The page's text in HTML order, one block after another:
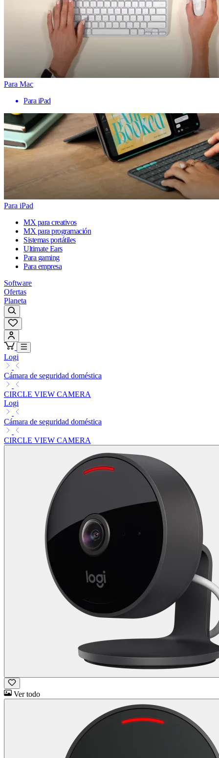
Para Mac
Para iPad
Para iPad
MX para creativos
MX para programación
Sistemas portátiles
Ultimate Ears
Para gaming
Para empresa
Software
Ofertas
Planeta
Logi
Cámara de seguridad doméstica
CIRCLE VIEW CAMERA
Logi
Cámara de seguridad doméstica
CIRCLE VIEW CAMERA
Ver todo